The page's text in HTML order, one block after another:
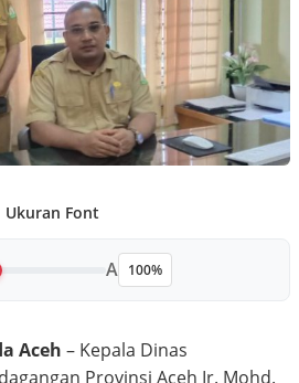
Ukuran Font
A 100%
Aceh – Kepala Dinas
Provinsi Aceh Ir. Mohd.